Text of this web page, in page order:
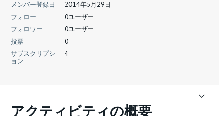
メンバー登録日
2014年5月29日
フォロー
0ユーザー
フォロワー
0ユーザー
投票
0
サブスクリプシ
ョン
4
アクティビティの概要